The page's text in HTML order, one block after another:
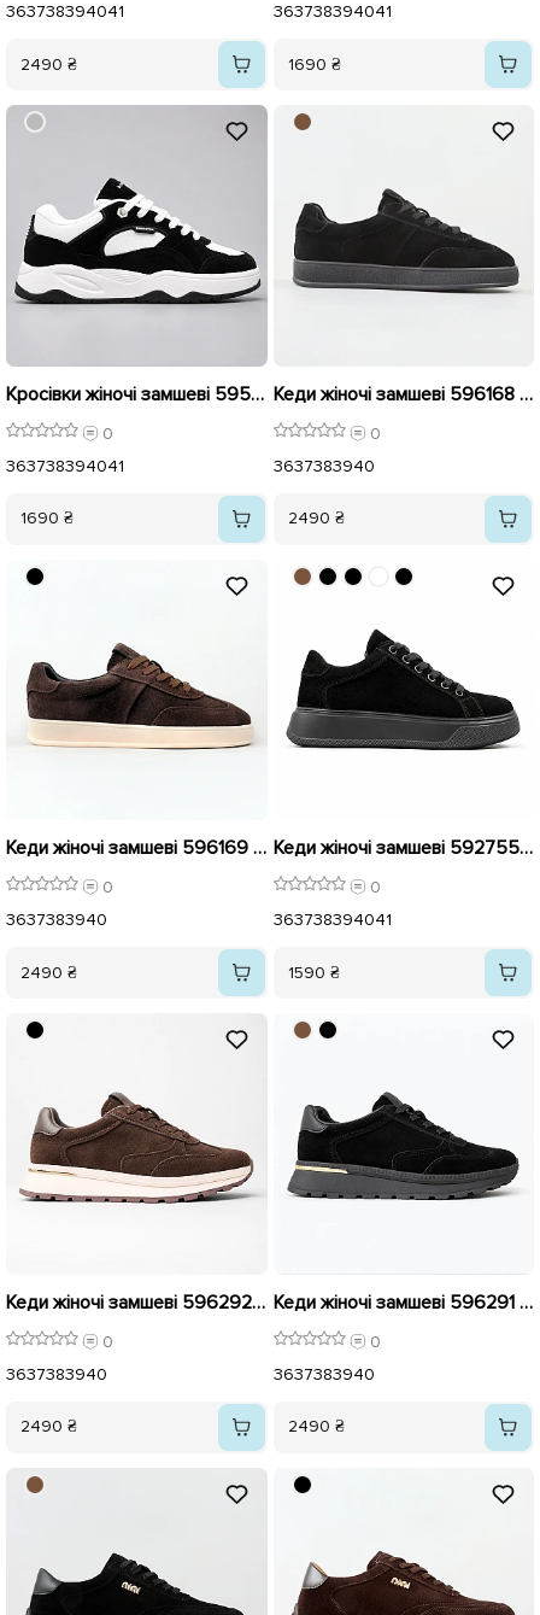
363738394041
2490 ₴
363738394041
1690 ₴
Кросівки жіночі замшеві 595973 Чорні
0
363738394041
1690 ₴
Кеди жіночі замшеві 596168 Чорні
0
3637383940
2490 ₴
Кеди жіночі замшеві 596169 Коричневі
0
3637383940
2490 ₴
Кеди жіночі замшеві 592755 Чорні
0
363738394041
1590 ₴
Кеди жіночі замшеві 596292 Коричневі
0
3637383940
2490 ₴
Кеди жіночі замшеві 596291 Чорні
0
3637383940
2490 ₴